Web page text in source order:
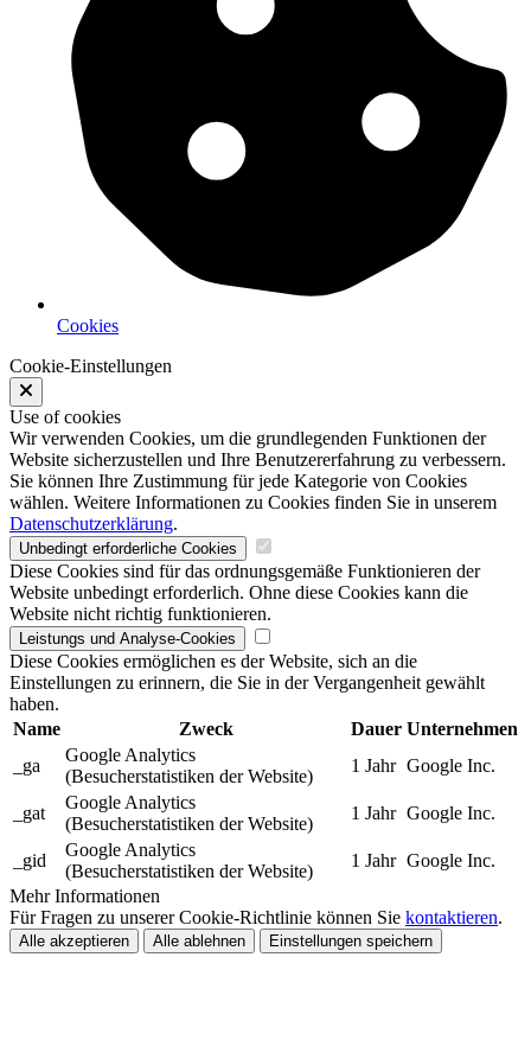
Cookies
Cookie-Einstellungen
Use of cookies
Wir verwenden Cookies, um die grundlegenden Funktionen der
Website sicherzustellen und Ihre Benutzererfahrung zu verbessern.
Sie können Ihre Zustimmung für jede Kategorie von Cookies
wählen. Weitere Informationen zu Cookies finden Sie in unserem
Datenschutzerklärung.
Unbedingt erforderliche Cookies
Diese Cookies sind für das ordnungsgemäße Funktionieren der
Website unbedingt erforderlich. Ohne diese Cookies kann die
Website nicht richtig funktionieren.
Leistungs und Analyse-Cookies
Diese Cookies ermöglichen es der Website, sich an die
Einstellungen zu erinnern, die Sie in der Vergangenheit gewählt
haben.
Name
Zweck Dauer Unternehmen
_ga
Google Analytics
(Besucherstatistiken der Website)
1 Jahr Google Inc.
_gat
Google Analytics
(Besucherstatistiken der Website)
1 Jahr Google Inc.
_gid
Google Analytics
(Besucherstatistiken der Website)
1 Jahr Google Inc.
Mehr Informationen
Für Fragen zu unserer Cookie-Richtlinie können Sie kontaktieren.
Alle akzeptieren Alle ablehnen Einstellungen speichern